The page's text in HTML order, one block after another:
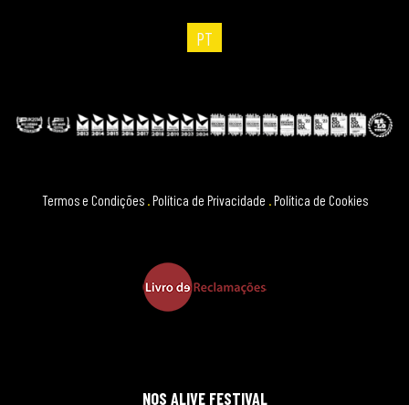
PT
Termos e Condições .Política de Privacidade .Política de Cookies
NOS ALIVE FESTIVAL